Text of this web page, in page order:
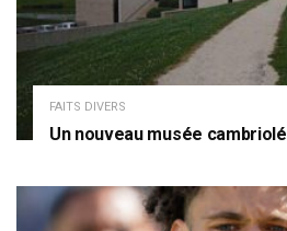
FAITS DIVERS
Un nouveau musée cambriolé